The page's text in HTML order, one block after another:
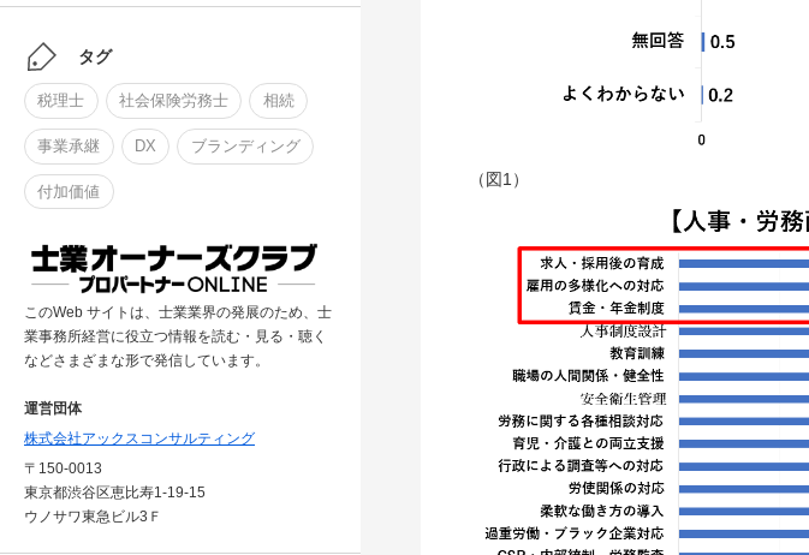
タグ
税理士 社会保険労務士 相続
事業承継 DX ブランディング
付加価値
このWeb サイトは、士業業界の発展のため、士
業事務所経営に役立つ情報を読む・見る・聴く
などさまざまな形で発信しています。
運営団体
株式会社アックスコンサルティング
〒150-0013
東京都渋谷区恵比寿1-19-15
ウノサワ東急ビル3Ｆ
（図1）